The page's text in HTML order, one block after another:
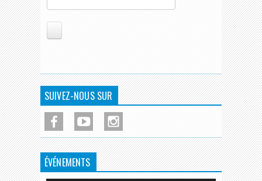
SUIVEZ-NOUS SUR
ÉVÉNEMENTS